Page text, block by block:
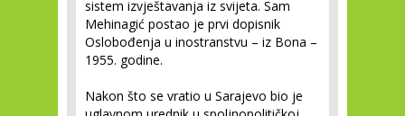
sistem izvještavanja iz svijeta. Sam
Mehinagić postao je prvi dopisnik
Oslobođenja u inostranstvu – iz Bona –
1955. godine.
Nakon što se vratio u Sarajevo bio je